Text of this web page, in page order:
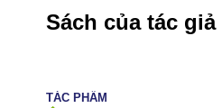
Sách của tác giả
TÁC PHẨM